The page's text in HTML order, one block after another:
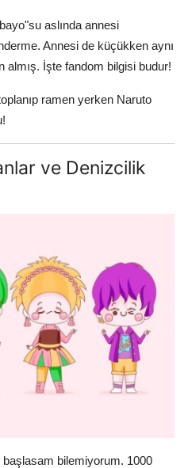
aslında annesi
Annesi de küçükken aynı
almış. İşte fandom bilgisi budur!
ramen yerken Naruto
ve Denizcilik
bilemiyorum. 1000